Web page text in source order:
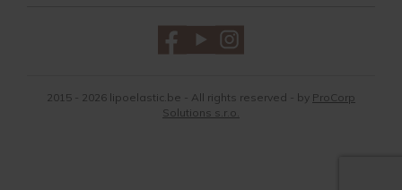
2015 - 2026 lipoelastic.be - All rights reserved - by ProCorp
Solutions s.r.o.